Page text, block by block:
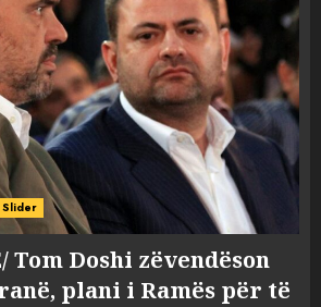
Slider
Tom Doshi zëvendëson
plani i Ramës për të